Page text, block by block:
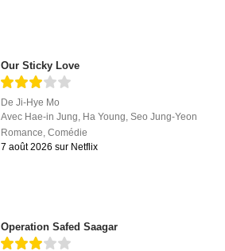
Our Sticky Love
DeJi-Hye Mo
Avec Hae-in Jung, Ha Young,Seo Jung-Yeon
Romance,Comédie
7 août 2026 sur Netflix
Operation Safed Saagar